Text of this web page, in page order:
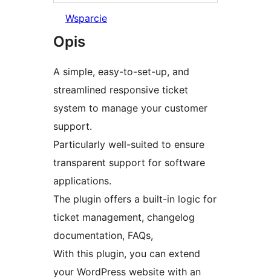
Wsparcie
Opis
A simple, easy-to-set-up, and
streamlined responsive ticket
system to manage your customer
support.
Particularly well-suited to ensure
transparent support for software
applications.
The plugin offers a built-in logic for
ticket management, changelog
documentation, FAQs,
With this plugin, you can extend
your WordPress website with an